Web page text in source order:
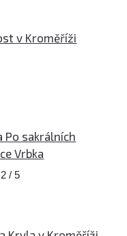
v Kroměříži
Po sakrálních
Vrbka
2 / 5